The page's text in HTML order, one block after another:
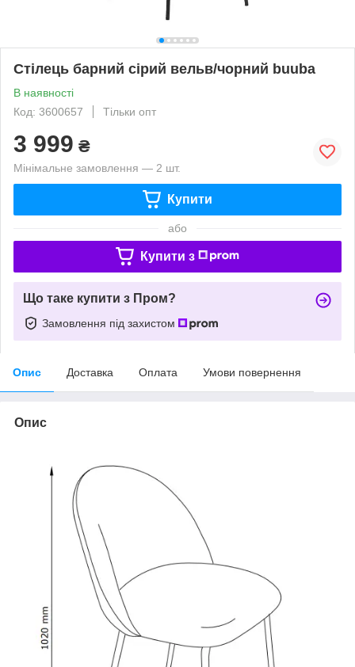
Стілець барний сірий вельв/чорний buuba
В наявності
Код: 3600657
Тільки опт
3 999 ₴
Мінімальне замовлення — 2 шт.
Купити
або
Купити з
Що таке купити з Пром?
Замовлення під захистом
Опис Доставка Оплата Умови повернення
Опис